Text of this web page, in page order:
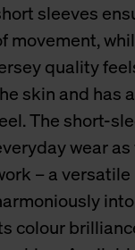
sleeves
movement,
quality
skin and has
The short-
wear
– a
colour